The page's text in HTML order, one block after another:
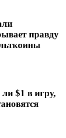
правду
$1 в игру,